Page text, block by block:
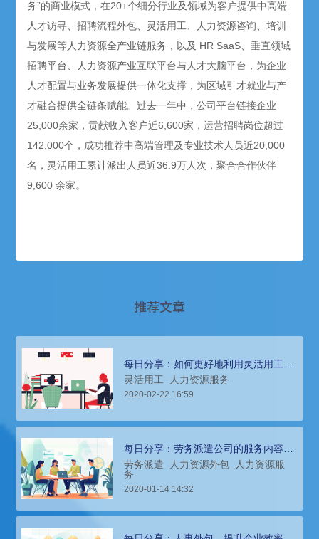
务”的商业模式，在20+个细分行业及领域为客户提供中高端
人才访寻、招聘流程外包、灵活用工、人力资源咨询、培训
与发展等人力资源全产业链服务，以及 HR SaaS、垂直领域
招聘平台、人力资源产业互联平台与人才大脑平台，为企业
人才配置与业务发展提供一体化支撑，为区域引才就业与产
才融合提供全链条赋能。过去一年中，公司平台链接企业
25,000余家，贡献收入客户近6,600家，运营招聘岗位超过
142,000个，成功推荐中高端管理及专业技术人员近20,000
名，灵活用工累计派出人员近36.9万人次，聚合合作伙伴
9,600 余家。
推荐文章
每日分享：如何更好地利用灵活用工促
进企业发展？
灵活用工 人力资源服务
2020-02-22 16:59
每日分享：劳务派遣公司的服务内容有
哪些？
劳务派遣 人力资源外包
人力资源服
务
2020-01-14 14:32